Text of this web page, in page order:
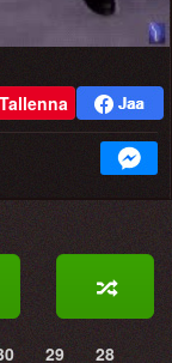
Tallenna
29 28